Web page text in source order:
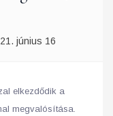
június 16
elkezdődik a
megvalósítása.